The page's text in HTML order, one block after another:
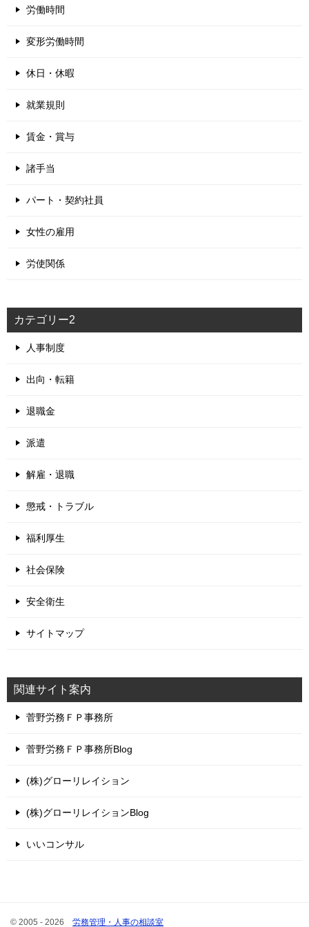
労働時間
変形労働時間
休日・休暇
就業規則
賃金・賞与
諸手当
パート・契約社員
女性の雇用
労使関係
カテゴリー2
人事制度
出向・転籍
退職金
派遣
解雇・退職
懲戒・トラブル
福利厚生
社会保険
安全衛生
サイトマップ
関連サイト案内
菅野労務ＦＰ事務所
菅野労務ＦＰ事務所Blog
(株)グローリレイション
(株)グローリレイションBlog
いいコンサル
© 2005 - 2026 労務管理・人事の相談室